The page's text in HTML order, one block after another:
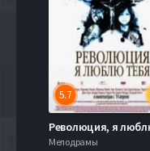
5.7
Мелодрамы